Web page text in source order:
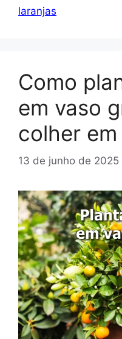
laranjas
Como
em vaso
colher em
13 de junho de 2025